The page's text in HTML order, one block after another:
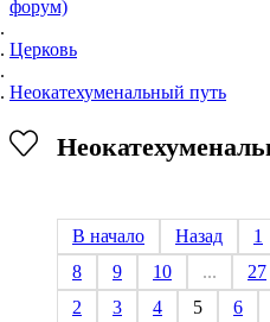
форум)
Церковь
Неокатехуменальный путь
В начало Назад 1
8
9 10 ... 27
2
3 4 5 6